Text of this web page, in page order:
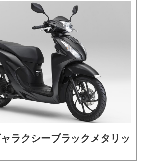
ラクシーブラックメタリッ